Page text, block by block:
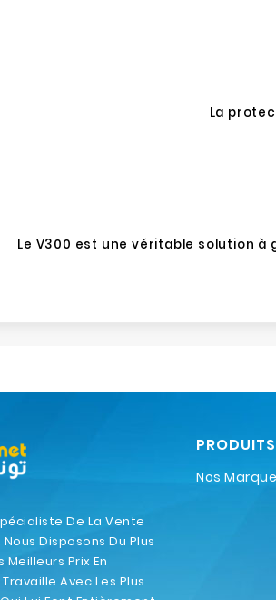
La
Le V300 est une véritable solution à
De La Vente
Nous Disposons Du Plus
Meilleurs Prix En
Avec Les Plus
PRODUITS
Nos